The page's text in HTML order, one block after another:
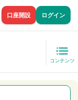
口座開設 ログイン
コンテンツ